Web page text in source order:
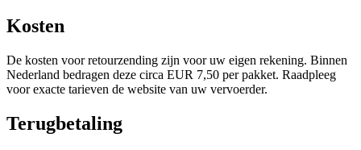
Kosten
De kosten voor retourzending zijn voor uw eigen rekening. Binnen
Nederland bedragen deze circa EUR 7,50 per pakket. Raadpleeg
voor exacte tarieven de website van uw vervoerder.
Terugbetaling